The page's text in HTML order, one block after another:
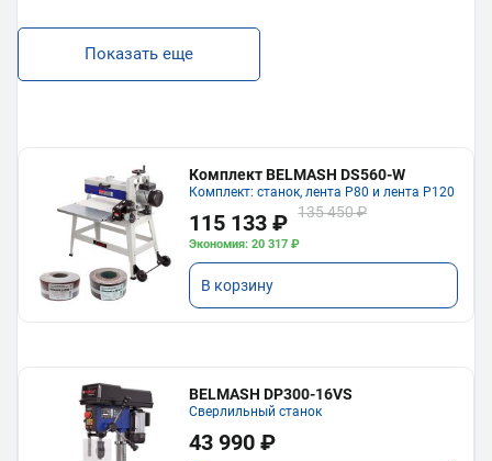
Показать еще
Комплект BELMASH DS560-W
Комплект: станок, лента P80 и лента P120
115 133 ₽ 135 450 ₽
Экономия: 20 317 ₽
В корзину
BELMASH DP300-16VS
Сверлильный станок
43 990 ₽